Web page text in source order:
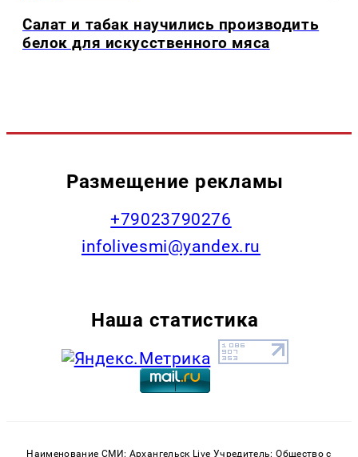
Салат и табак научились производить
белок для искусственного мяса
Размещение рекламы
+79023790276
infolivesmi@yandex.ru
Наша статистика
Наименование СМИ: Архангельск Live Учредитель: Общество с